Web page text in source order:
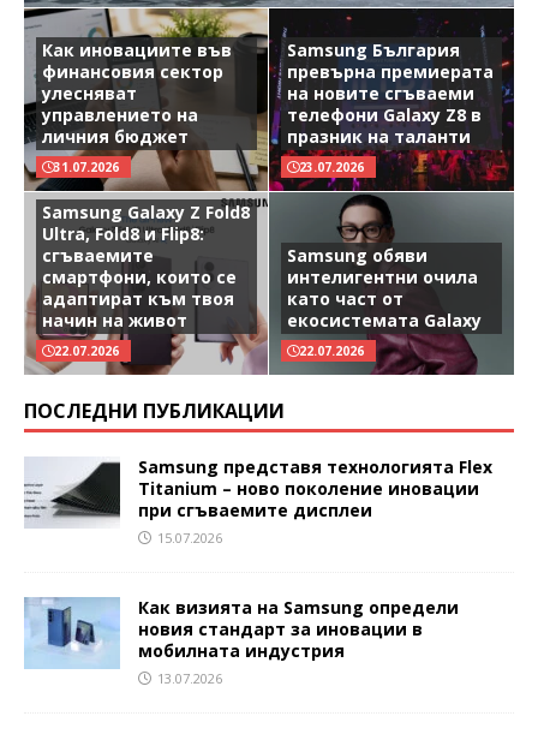
Как иновациите във
финансовия сектор
улесняват
управлението на
личния бюджет
31.07.2026
Samsung България
превърна премиерата
на новите сгъваеми
телефони Galaxy Z8 в
празник на таланти
23.07.2026
Samsung Galaxy Z Fold8
Ultra, Fold8 и Flip8:
сгъваемите
смартфони, които се
адаптират към твоя
начин на живот
22.07.2026
Samsung обяви
интелигентни очила
като част от
екосистемата Galaxy
22.07.2026
ПОСЛЕДНИ ПУБЛИКАЦИИ
Samsung представя технологията Flex
Titanium – ново поколение иновации
при сгъваемите дисплеи
15.07.2026
Как визията на Samsung определи
новия стандарт за иновации в
мобилната индустрия
13.07.2026